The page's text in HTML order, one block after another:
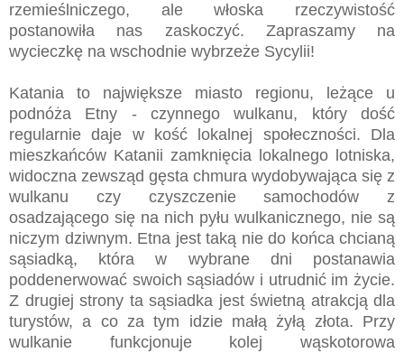
rzemieślniczego, ale włoska rzeczywistość
postanowiła nas zaskoczyć. Zapraszamy na
wycieczkę na wschodnie wybrzeże Sycylii!
Katania to największe miasto regionu, leżące u
podnóża Etny - czynnego wulkanu, który dość
regularnie daje w kość lokalnej społeczności. Dla
mieszkańców Katanii zamknięcia lokalnego lotniska,
widoczna zewsząd gęsta chmura wydobywająca się z
wulkanu czy czyszczenie samochodów z
osadzającego się na nich pyłu wulkanicznego, nie są
niczym dziwnym. Etna jest taką nie do końca chcianą
sąsiadką, która w wybrane dni postanawia
poddenerwować swoich sąsiadów i utrudnić im życie.
Z drugiej strony ta sąsiadka jest świetną atrakcją dla
turystów, a co za tym idzie małą żyłą złota. Przy
wulkanie funkcjonuje kolej wąskotorowa